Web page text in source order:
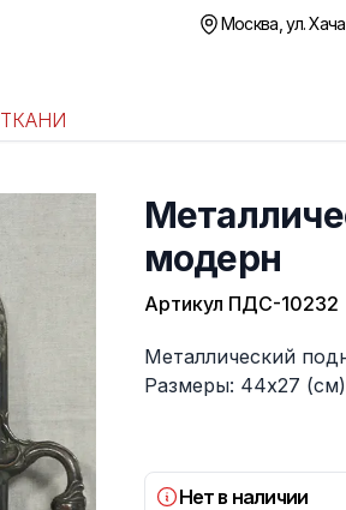
Москва, ул.
ТКАНИ
модерн
Артикул ПДС-10232
Описание
Металлический
Размеры: 44х27 (см)
Нет в наличии